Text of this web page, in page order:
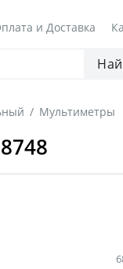
и Доставка
/ Мультиметры